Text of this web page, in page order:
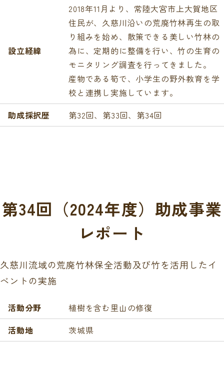
設立経緯
2018年11月より、常陸大宮市上大賀地区
住民が、久慈川沿いの荒廃竹林再生の取
り組みを始め、散策できる美しい竹林の
為に、定期的に整備を行い、竹の生育の
モニタリング調査を行ってきました。
産物である筍で、小学生の野外教育を学
校と連携し実施しています。
助成採択歴
第32回、第33回、第34回
第34回（2024年度）助成事業
レポート
久慈川流域の荒廃竹林保全活動及び竹を活用したイ
ベントの実施
活動分野
植樹を含む里山の修復
活動地
茨城県